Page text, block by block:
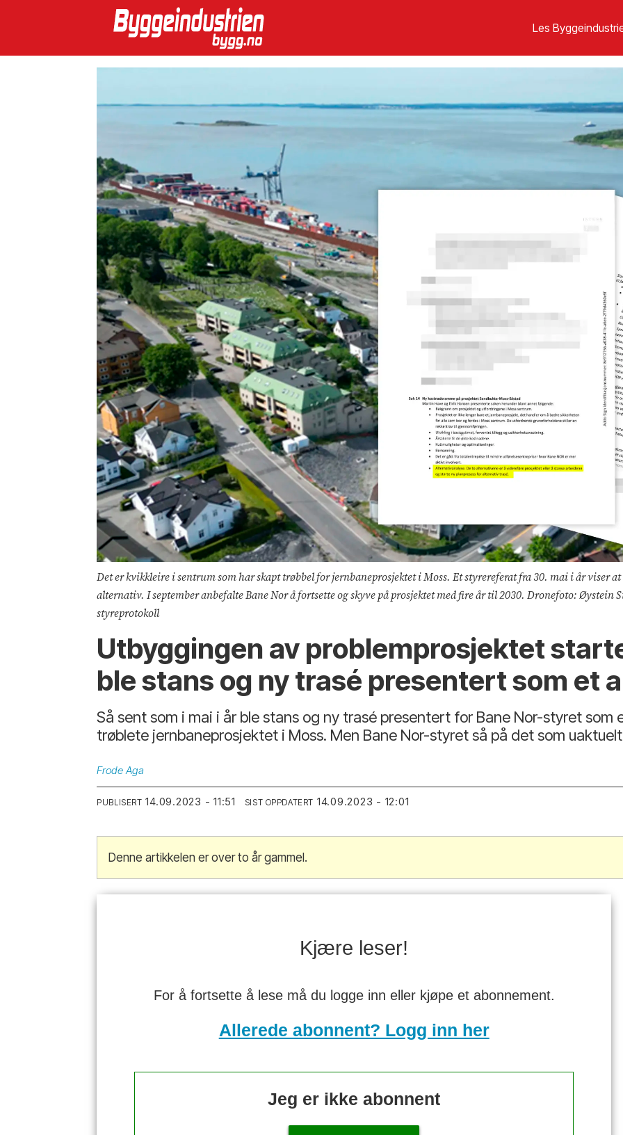
Les
Det er kvikkleire i sentrum som har skapt trøbbel for jernbaneprosjektet i Moss. Et styrereferat fra 30. mai i år viser at
alternativ. I september anbefalte Bane Nor å fortsette og skyve på prosjektet med fire år til 2030. Dronefoto: Øystein
styreprotokoll
Utbyggingen av problemprosjektet
ble stans og ny trasé presentert som et
Så sent som i mai i år ble stans og ny trasé presentert for Bane Nor-styret
trøblete jernbaneprosjektet i Moss. Men Bane Nor-styret så på det som
Frode Aga
PUBLISERT 14.09.2023 - 11:51 SIST OPPDATERT 14.09.2023 - 12:01
Denne artikkelen er over to år gammel.
Kjære leser!
For å fortsette å lese må du logge inn eller kjøpe et abonnement.
Allerede abonnent? Logg inn her
Jeg er ikke abonnent